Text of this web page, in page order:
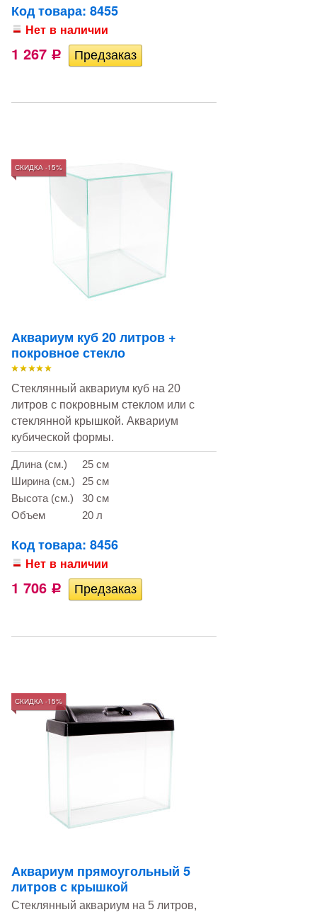
Код товара: 8455
Нет в наличии
1 267 Р
СКИДКА -15%
Аквариум куб 20 литров +
покровное стекло
Стеклянный аквариум куб на 20
литров с покровным стеклом или с
стеклянной крышкой. Аквариум
кубической формы.
Длина (см.)
25 см
Ширина (см.)
25 см
Высота (см.)
30 см
Объем
20 л
Код товара: 8456
Нет в наличии
1 706 Р
СКИДКА -15%
Аквариум прямоугольный 5
литров с крышкой
Стеклянный аквариум на 5 литров,